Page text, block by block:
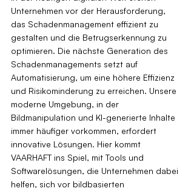
Unternehmen vor der Herausforderung,
das Schadenmanagement effizient zu
gestalten und die Betrugserkennung zu
optimieren. Die nächste Generation des
Schadenmanagements setzt auf
Automatisierung, um eine höhere Effizienz
und Risikominderung zu erreichen. Unsere
moderne Umgebung, in der
Bildmanipulation und KI-generierte Inhalte
immer häufiger vorkommen, erfordert
innovative Lösungen. Hier kommt
VAARHAFT ins Spiel, mit Tools und
Softwarelösungen, die Unternehmen dabei
helfen, sich vor bildbasierten